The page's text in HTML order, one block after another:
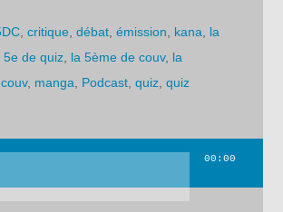
,critique ,débat ,émission kana
la
5e de quiz la 5ème de couv, la
, manga Podcast ,quiz ,quiz
00:00